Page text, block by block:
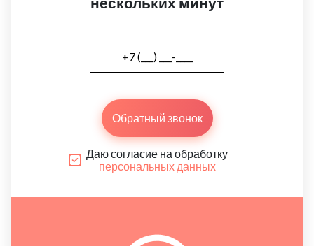
Обратный звонок
Даю согласие на обработку
персональных данных